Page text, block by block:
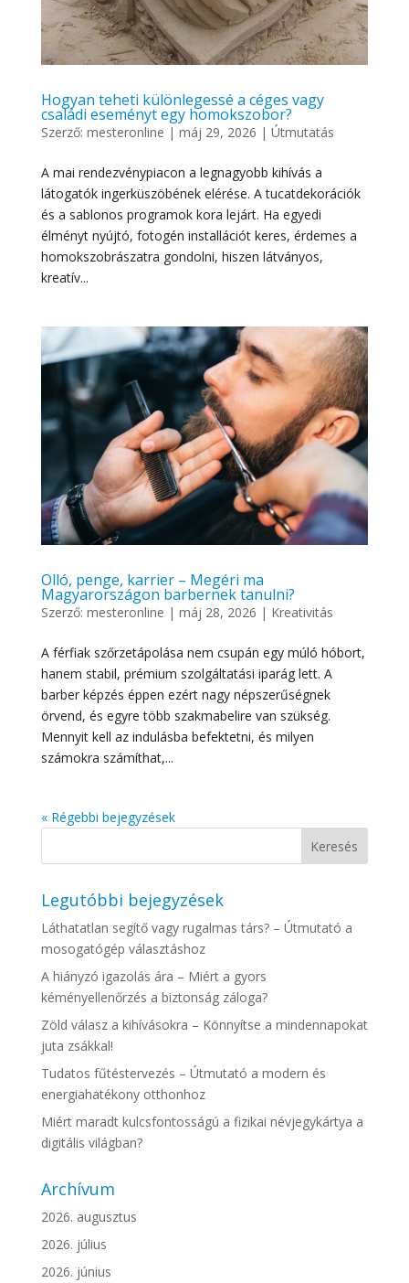
Hogyan teheti különlegessé a céges vagy
családi eseményt egy homokszobor?
Szerző: mesteronline | máj 29, 2026 | Útmutatás
A mai rendezvénypiacon a legnagyobb kihívás a
látogatók ingerküszöbének elérése. A tucatdekorációk
és a sablonos programok kora lejárt. Ha egyedi
élményt nyújtó, fotogén installációt keres, érdemes a
homokszobrászatra gondolni, hiszen látványos,
kreatív...
Olló, penge, karrier – Megéri ma
Magyarországon barbernek tanulni?
Szerző: mesteronline | máj 28, 2026 | Kreativitás
A férfiak szőrzetápolása nem csupán egy múló hóbort,
hanem stabil, prémium szolgáltatási iparág lett. A
barber képzés éppen ezért nagy népszerűségnek
örvend, és egyre több szakmabelire van szükség.
Mennyit kell az indulásba befektetni, és milyen
számokra számíthat,...
« Régebbi bejegyzések
Legutóbbi bejegyzések
Láthatatlan segítő vagy rugalmas társ? – Útmutató a
mosogatógép választáshoz
A hiányzó igazolás ára – Miért a gyors
kéményellenőrzés a biztonság záloga?
Zöld válasz a kihívásokra – Könnyítse a mindennapokat
juta zsákkal!
Tudatos fűtéstervezés – Útmutató a modern és
energiahatékony otthonhoz
Miért maradt kulcsfontosságú a fizikai névjegykártya a
digitális világban?
Archívum
2026. augusztus
2026. július
2026. június